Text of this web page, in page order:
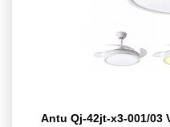
Antu Qj-42jt-x3-001/03